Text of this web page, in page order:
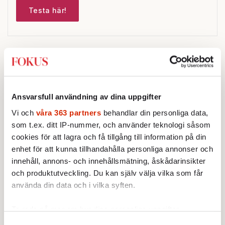
Ansvarsfull användning av dina uppgifter
Vi och våra 363 partners behandlar din personliga data,
som t.ex. ditt IP-nummer, och använder teknologi såsom
cookies för att lagra och få tillgång till information på din
enhet för att kunna tillhandahålla personliga annonser och
innehåll, annons- och innehållsmätning, åskådarinsikter
och produktutveckling. Du kan själv välja vilka som får
använda din data och i vilka syften.
Ta reda på mer om hur dina personliga uppgifter
Testa här!
Sticket
Christoffer Jonsson:Förföljelsen
av kristna pågår i medieskugga
Nigerias regerings oförmåga att
hantera förföljelsen av landets
kristna fick amerikansk militär att
genomfört flera luftattacker mot
milisen.
STICKET
Jonathan Norström: